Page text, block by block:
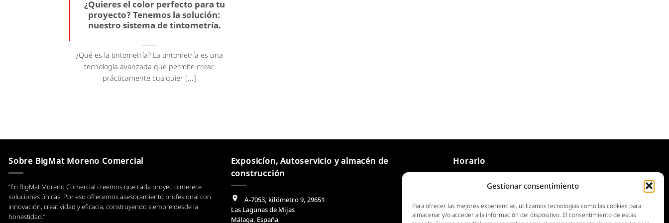
Gestionar consentimiento
Para ofrecer las mejores experiencias, utilizamos tecnologías como las cookies para
almacenar y/o acceder a la información del dispositivo. El consentimiento de estas
¿Quieres el color perfecto para tu
proyecto? Tenemos la solución:
nuestro sistema de tintometría.
¿Qué es la tintometría? La tintometría es una
tecnología avanzada que permite crear
prácticamente cualquier [...]
Sobre BigMat Moreno Comercial
“En BigMat Moreno Comercial creemos que cada proyecto merece
soluciones únicas. Por eso ofrecemos asesoramiento profesional con
innovación, creatividad y eficacia, construyendo siempre desde la
honestidad.”
Exposicíon, Autoservicio y almacén de
construcción
A-7053, kilómetro 9, 29651
Las Lagunas de Mijas
Málaga, España
Horario
Construcción y Ferretería
Sábado: 08.00 a 13.30 hs
Exposición